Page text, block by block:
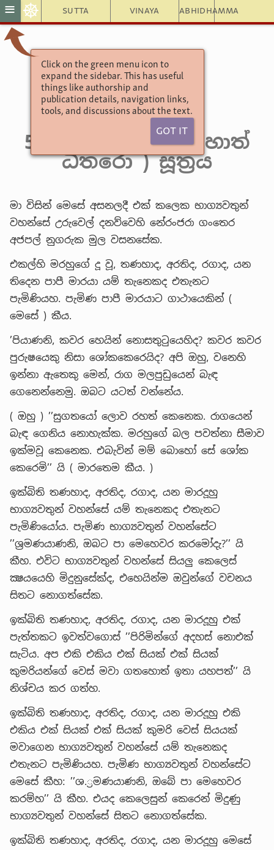
Sutta Vinaya Abhidhamma
≡ ☸
Click on the green menu icon to
expand the sidebar. This has useful
things like authorship and
publication details, navigation links,
tools, and discussions about the text.
Got It
සංයුත්තනිකායො
සගාථ වර්ගය
4. මාර සංයුත්තය
3. තුන්වෙනි වර්‍ගය
5. මාරධීතු ( නොහොත්
ධීතරො ) සූත්‍රය
මා විසින් මෙසේ අසනලදී එක් කලෙක භාග්‍යවතුන්
වහන්සේ උරුවෙල් දනව්වෙහි නේරංජරා ගංතෙර
අජපල් නුගරුක මුල වසනසේක.
එකල්හි මරහුගේ දූ වූ, තණහාද, අරතිද, රගාද, යන
තිදෙන පාපී මාරයා යම් තැනෙකද එතැනට
පැමිණියහ. පැමිණ පාපී මාරයාට ගාථායෙකින් (
මෙසේ ) කීය.
’පියාණනි, කවර හෙයින් නොසතුටුයෙහිද? කවර කවර
පුරුෂයෙකු නිසා ශෝකකෙරෙයිද? අපි ඔහු, වනෙහි
ඉන්නා ඇතෙකු මෙන්, රාග මලපුඩුයෙන් බැඳ
ගෙනෙන්නෙමු. ඔබට යටත් වන්නේය.
( ඔහු ) ’’සුගතයෝ ලොව රහත් කෙනෙක. රාගයෙන්
බැඳ ගෙනිය නොහැක්ක. මරහුගේ බල පවත්නා සීමාව
ඉක්මවූ කෙනෙක. එබැවින් මම් බොහෝ සේ ශෝක
කෙරෙමි’’ යි ( මාරතෙම කීය. )
ඉක්බිති තණහාද, අරතිද, රගාද, යන මාරදූහු
භාග්‍යවතුන් වහන්සේ යම් තැනෙකද එතැනට
පැමිණියෝය. පැමිණ භාග්‍යවතුන් වහන්සේට
’’ශ්‍රමණයාණනි, ඔබට පා මෙහෙවර කරමෝදැ?’’ යි
කීහ. එවිට භාග්‍යවතුන් වහන්සේ සියලු කෙලෙස්
ක්‍ෂයයෙහි මිදුනුසේක්ද, එහෙයින්ම ඔවුන්ගේ වචනය
සිතට නොගත්සේක.
ඉක්බිති තණහාද, අරතිද, රගාද, යන මාරදූහු එක්
පැත්තකට ඉවත්වගොස් ’’පිරිමින්ගේ අදහස් නොඑක්
සැටිය. අප එකි එකිය එක් සියක් එක් සියක්
කුමරියන්ගේ වෙස් මවා ගතහොත් ඉතා යහපත්’’ යි
නිශ්චය කර ගත්හ.
ඉක්බිති තණහාද, අරතිද, රගාද, යන මාරදූහු එකි
එකිය එක් සියක් එක් සියක් කුමරි වෙස් සියයක්
මවාගෙන භාග්‍යවතුන් වහන්සේ යම් තැනෙකද
එතැනට පැමිණියහ. පැමිණ භාග්‍යවතුන් වහන්සේට
මෙසේ කීහ: ’’ශ.්‍රමණයාණනි, ඔබේ පා මෙහෙවර
කරම්හ’’ යි කීහ. එයද කෙලෙසුන් කෙරෙන් මිදුණු
භාග්‍යවතුන් වහන්සේ සිතට නොගත්සේක.
ඉක්බිති තණහාද, අරතිද, රගාද, යන මාරදූහු මෙසේ